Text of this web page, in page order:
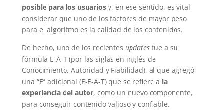
posible para los usuariosy, en ese sentido, es vital
considerar que uno de los factores de mayor peso
para el algoritmo es la calidad de los contenidos.
De hecho, uno de los recientes updatesfue a su
fórmula E-A-T (por las siglas en inglés de
Conocimiento, Autoridad y Fiabilidad), al que agregó
una “E” adicional (E-E-A-T) que se refiere a la
experiencia del autor, como un nuevo componente,
para conseguir contenido valioso y confiable.